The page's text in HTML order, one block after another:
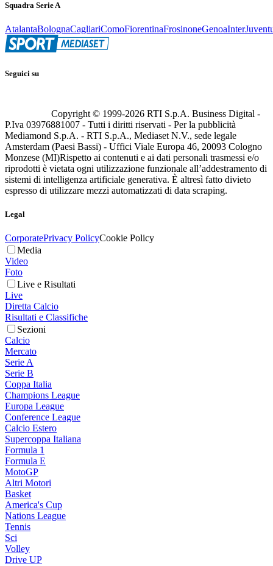
Squadra Serie A
AtalantaBolognaCagliariComoFiorentinaFrosinoneGenoaInter
Seguici su
Copyright © 1999-2026 RTI S.p.A. Business Digital -
P.Iva 03976881007 - Tutti i diritti riservati - Per la pubblicità
Mediamond S.p.A. - RTI S.p.A., Mediaset N.V., sede legale
Amsterdam (Paesi Bassi) - Uffici Viale Europa 46, 20093 Cologno
Monzese (MI)Rispetto ai contenuti e ai dati personali trasmessi e/o
riprodotti è vietata ogni utilizzazione funzionale all’addestramento di
sistemi di intelligenza artificiale generativa. È altresì fatto divieto
espresso di utilizzare mezzi automatizzati di data scraping.
Legal
CorporatePrivacy PolicyCookie Policy
Media
Video
Foto
Live e Risultati
Live
Diretta Calcio
Risultati e Classifiche
Sezioni
Calcio
Mercato
Serie A
Serie B
Coppa Italia
Champions League
Europa League
Conference League
Calcio Estero
Supercoppa Italiana
Formula 1
Formula E
MotoGP
Altri Motori
Basket
America's Cup
Nations League
Tennis
Sci
Volley
Drive UP